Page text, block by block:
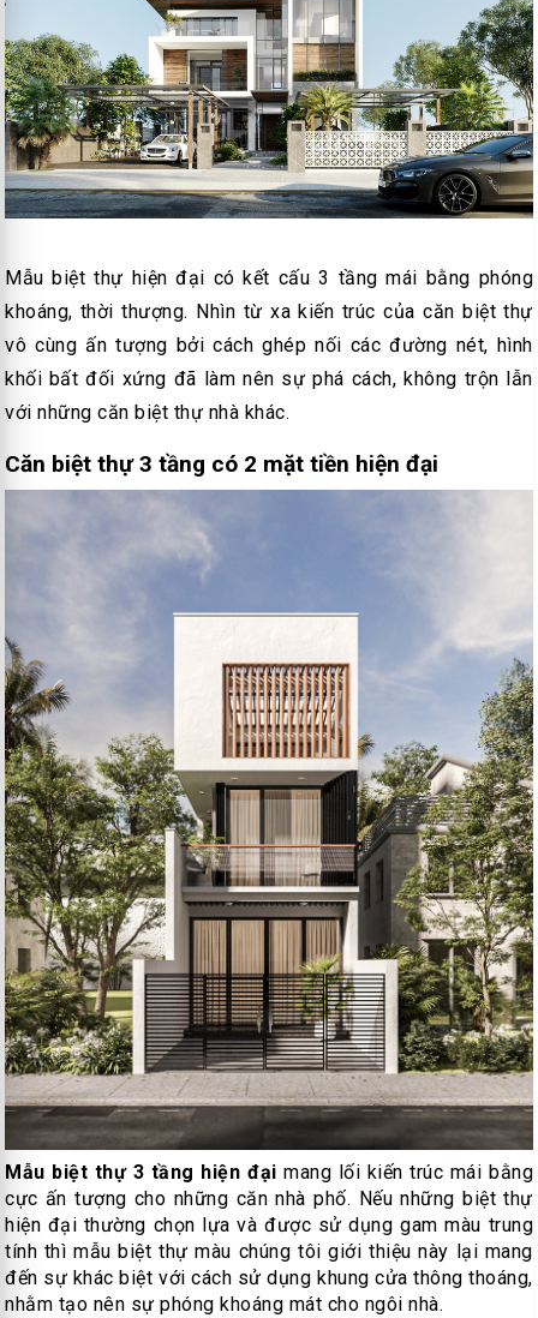
Mẫu biệt thự hiện đại có kết cấu 3 tầng mái bằng phóng
khoáng, thời thượng. Nhìn từ xa kiến trúc của căn biệt thự
vô cùng ấn tượng bởi cách ghép nối các đường nét, hình
khối bất đối xứng đã làm nên sự phá cách, không trộn lẫn
với những căn biệt thự nhà khác.
Căn biệt thự 3 tầng có 2 mặt tiền hiện đại
Mẫu biệt thự 3 tầng hiện đại mang lối kiến trúc mái bằng
cực ấn tượng cho những căn nhà phố. Nếu những biệt thự
hiện đại thường chọn lựa và được sử dụng gam màu trung
tính thì mẫu biệt thự màu chúng tôi giới thiệu này lại mang
đến sự khác biệt với cách sử dụng khung cửa thông thoáng,
nhằm tạo nên sự phóng khoáng mát cho ngôi nhà.